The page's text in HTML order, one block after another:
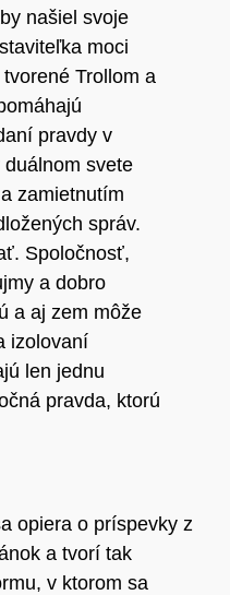
našiel svoje
moci
Trollom a
pravdy v
svete
zamietnutím
správ.
Spoločnosť,
a dobro
a aj zem môže
izolovaní
len jednu
pravda, ktorú
opiera o príspevky z
a tvorí tak
v ktorom sa